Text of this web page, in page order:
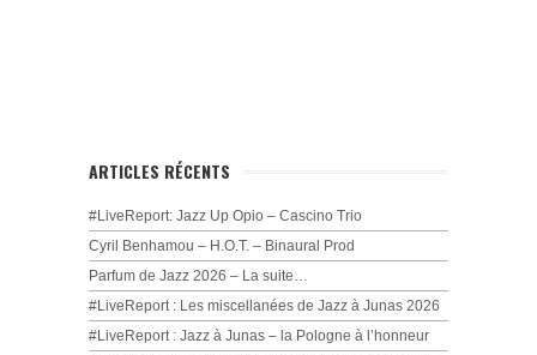
ARTICLES RÉCENTS
#LiveReport: Jazz Up Opio – Cascino Trio
Cyril Benhamou – H.O.T. – Binaural Prod
Parfum de Jazz 2026 – La suite…
#LiveReport : Les miscellanées de Jazz à Junas 2026
#LiveReport : Jazz à Junas – la Pologne à l’honneur